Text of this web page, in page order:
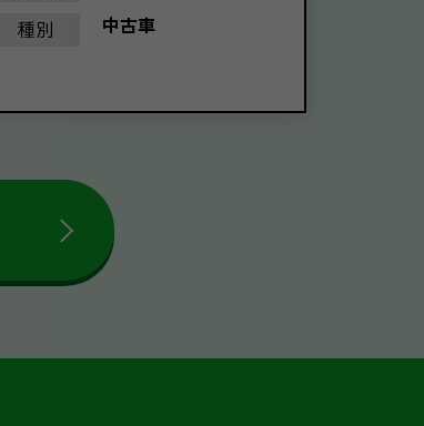
種別
中古車